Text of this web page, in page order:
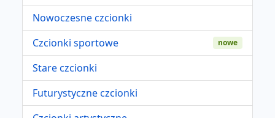
Nowoczesne czcionki
Czcionki sportowe
nowe
Stare czcionki
Futurystyczne czcionki